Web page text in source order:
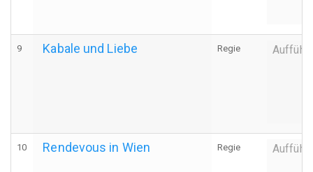
9 Kabale und Liebe Regie
10 Rendevous in Wien Regie